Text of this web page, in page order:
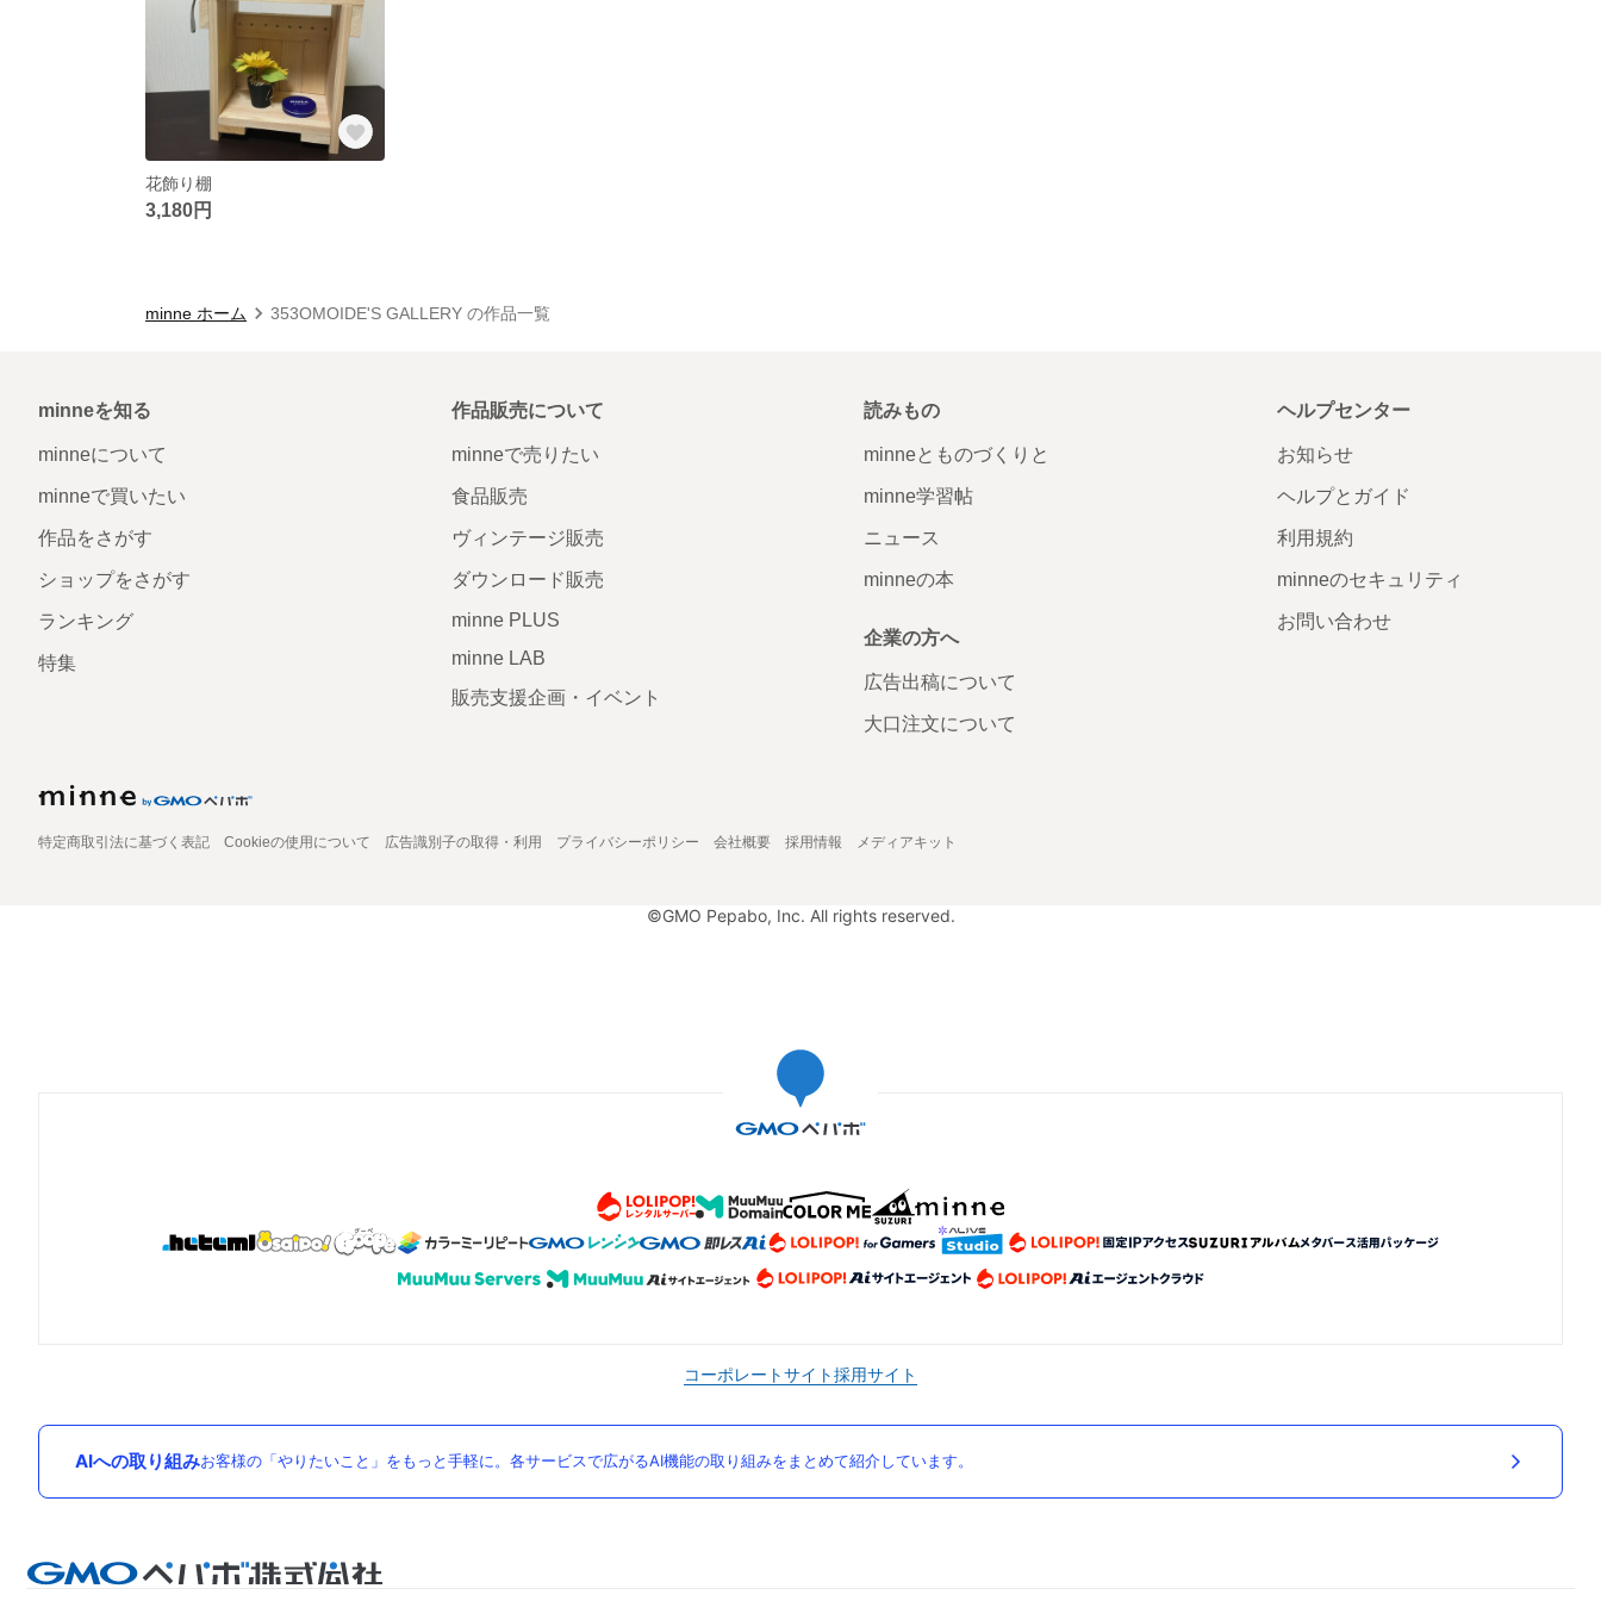
花飾り棚
3,180円
minne ホーム 353OMOIDE'S GALLERY の作品一覧
minneを知る
minneについて
minneで買いたい
作品をさがす
ショップをさがす
ランキング
特集
作品販売について
minneで売りたい
食品販売
ヴィンテージ販売
ダウンロード販売
minne PLUS
minne LAB
販売支援企画・イベント
読みもの
minneとものづくりと
minne学習帖
ニュース
minneの本
企業の方へ
広告出稿について
大口注文について
ヘルプセンター
お知らせ
ヘルプとガイド
利用規約
minneのセキュリティ
お問い合わせ
特定商取引法に基づく表記 Cookieの使用について 広告識別子の取得・利用 プライバシーポリシー 会社概要 採用情報 メディアキット
©GMO Pepabo, Inc. All rights reserved.
コーポレートサイト採用サイト
AIへの取り組みお客様の「やりたいこと」をもっと手軽に。各サービスで広がるAI機能の取り組みをまとめて紹介しています。